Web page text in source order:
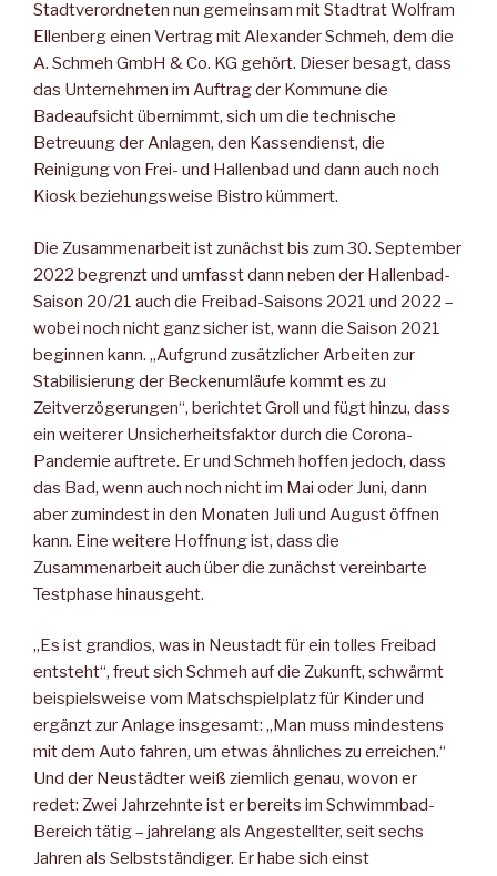
Stadtverordneten nun gemeinsam mit Stadtrat Wolfram
Ellenberg einen Vertrag mit Alexander Schmeh, dem die
A. Schmeh GmbH & Co. KG gehört. Dieser besagt, dass
das Unternehmen im Auftrag der Kommune die
Badeaufsicht übernimmt, sich um die technische
Betreuung der Anlagen, den Kassendienst, die
Reinigung von Frei- und Hallenbad und dann auch noch
Kiosk beziehungsweise Bistro kümmert.
Die Zusammenarbeit ist zunächst bis zum 30. September
2022 begrenzt und umfasst dann neben der Hallenbad-
Saison 20/21 auch die Freibad-Saisons 2021 und 2022 –
wobei noch nicht ganz sicher ist, wann die Saison 2021
beginnen kann. „Aufgrund zusätzlicher Arbeiten zur
Stabilisierung der Beckenumläufe kommt es zu
Zeitverzögerungen“, berichtet Groll und fügt hinzu, dass
ein weiterer Unsicherheitsfaktor durch die Corona-
Pandemie auftrete. Er und Schmeh hoffen jedoch, dass
das Bad, wenn auch noch nicht im Mai oder Juni, dann
aber zumindest in den Monaten Juli und August öffnen
kann. Eine weitere Hoffnung ist, dass die
Zusammenarbeit auch über die zunächst vereinbarte
Testphase hinausgeht.
„Es ist grandios, was in Neustadt für ein tolles Freibad
entsteht“, freut sich Schmeh auf die Zukunft, schwärmt
beispielsweise vom Matschspielplatz für Kinder und
ergänzt zur Anlage insgesamt: „Man muss mindestens
mit dem Auto fahren, um etwas ähnliches zu erreichen.“
Und der Neustädter weiß ziemlich genau, wovon er
redet: Zwei Jahrzehnte ist er bereits im Schwimmbad-
Bereich tätig – jahrelang als Angestellter, seit sechs
Jahren als Selbstständiger. Er habe sich einst